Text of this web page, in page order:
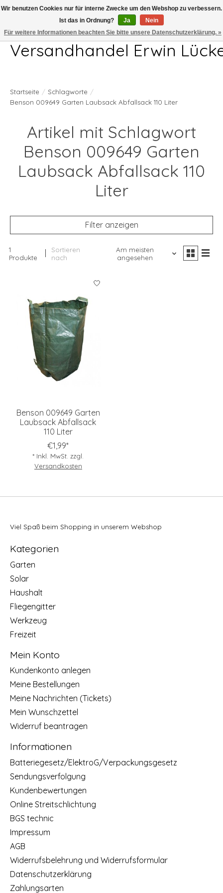
Telefon 04407 715872 MO-DO 7.00-17.00Uhr FR 7.00-13.00Uhr
Versandhandel Erwin
Startseite / Schlagworte /
Benson 009649 Garten Laubsack Abfallsack 110 Liter
Artikel mit Schlagwort
Benson 009649 Garten
Laubsack Abfallsack 110
Liter
Filter anzeigen
1
Produkte
Sortieren
nach
Am meisten
angesehen
Benson 009649 Garten
Laubsack Abfallsack
110 Liter
€1,99*
* Inkl. MwSt. zzgl.
Versandkosten
Viel Spaß beim Shopping in unserem Webshop
Kategorien
Garten
Solar
Haushalt
Fliegengitter
Werkzeug
Freizeit
Mein Konto
Kundenkonto anlegen
Meine Bestellungen
Meine Nachrichten (Tickets)
Mein Wunschzettel
Widerruf beantragen
Informationen
Batteriegesetz/ElektroG/Verpackungsgesetz
Sendungsverfolgung
Kundenbewertungen
Online Streitschlichtung
BGS technic
Impressum
AGB
Widerrufsbelehrung und Widerrufsformular
Datenschutzerklärung
Zahlungsarten
Wir benutzen Cookies nur für interne Zwecke um den Webshop zu verbessern.
Ist das in Ordnung?
Ja
Nein
Für weitere Informationen beachten Sie bitte unsere Datenschutzerklärung. »